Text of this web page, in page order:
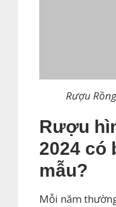
Rượu
Rượu
2024 có
mẫu?
Mỗi năm